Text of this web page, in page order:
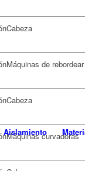
Aislamiento
Cabeza
Máquinas de rebordear
Cabeza
Máquinas curvadoras